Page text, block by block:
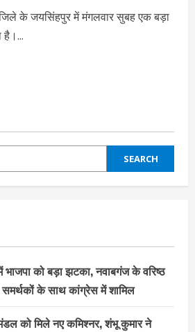
के जयसिंहपुर में मंगलवार सुबह एक बड़ा
SEARCH
को बड़ा झटका, नवाबगंज के वरिष्ठ
समर्थकों के साथ कांग्रेस में शामिल
को मिले नए कमिश्नर, शंभू कुमार ने